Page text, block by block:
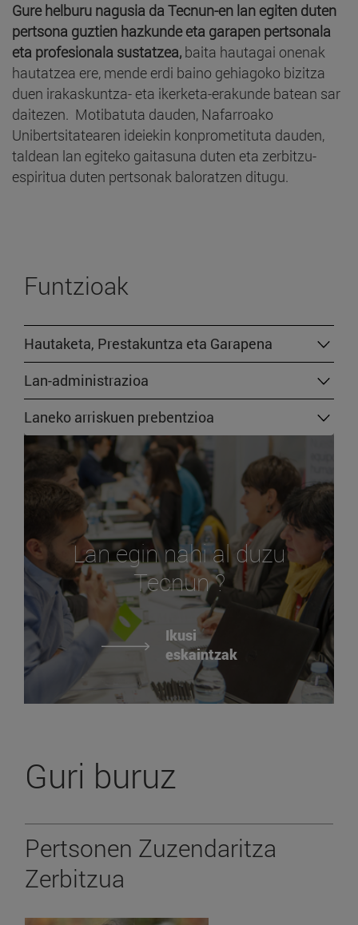
Gure helburu nagusia da Tecnun-en lan egiten duten
pertsona guztien hazkunde eta garapen pertsonala
eta profesionala sustatzea, baita hautagai onenak
hautatzea ere, mende erdi baino gehiagoko bizitza
duen irakaskuntza- eta ikerketa-erakunde batean sar
daitezen. Motibatuta dauden, Nafarroako
Unibertsitatearen ideiekin konprometituta dauden,
taldean lan egiteko gaitasuna duten eta zerbitzu-
espiritua duten pertsonak baloratzen ditugu.
Funtzioak
Hautaketa, Prestakuntza eta Garapena
Lan-administrazioa
Laneko arriskuen prebentzioa
Lan egin nahi al duzu
Tecnun ?
Ikusi
eskaintzak
Guri buruz
Pertsonen Zuzendaritza
Zerbitzua